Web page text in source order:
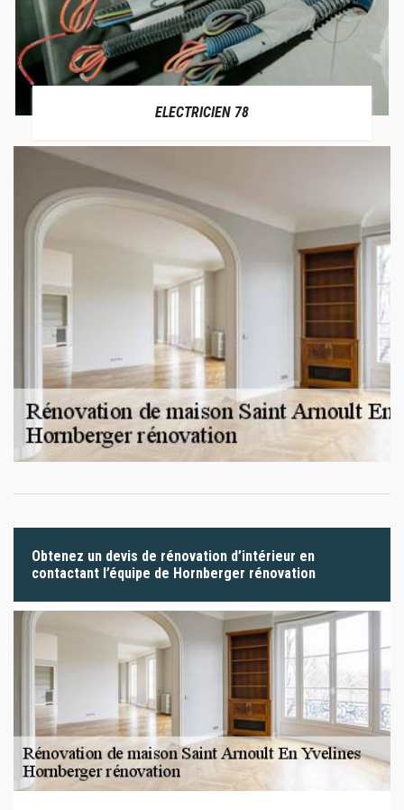
ELECTRICIEN 78
Obtenez un devis de rénovation d’intérieur en
contactant l’équipe de Hornberger rénovation